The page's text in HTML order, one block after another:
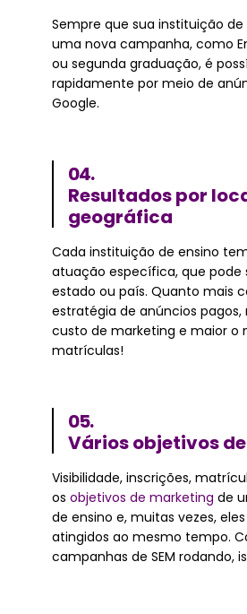
Sempre que sua instituição
uma nova campanha, como
ou segunda graduação, é
rapidamente por meio de
Google.
04.
Resultados por
geográfica
Cada instituição de ensino
atuação específica, que pode
estado ou país. Quanto mais
estratégia de anúncios pagos,
custo de marketing e maior o
matrículas!
05.
Vários objetivos
Visibilidade, inscrições,
os objetivos de marketing de
de ensino e, muitas vezes,
atingidos ao mesmo tempo.
campanhas de SEM rodando,